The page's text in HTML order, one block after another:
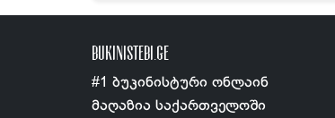
BUKINISTEBI.GE
#1 ბუკინისტური ონლაინ
მაღაზია საქართველოში